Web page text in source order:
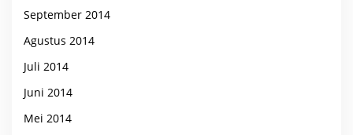
September 2014
Agustus 2014
Juli 2014
Juni 2014
Mei 2014